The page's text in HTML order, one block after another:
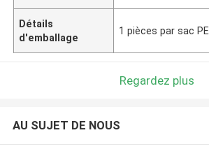
Détails
d'emballage
1 pièces par sac PE
Regardez plus
AU SUJET DE NOUS